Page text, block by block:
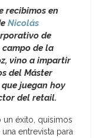
recibimos en
Nicolás
de
de la
vino a impartir
del Máster
juegan hoy
del retail.
éxito, quisimos
entrevista para